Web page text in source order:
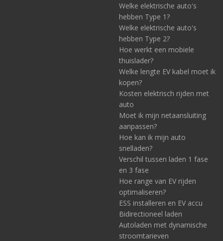
Welke elektrische auto's
hebben Type 1?
Welke elektrische auto's
hebben Type 2?
Hoe werkt een mobiele
thuislader?
Welke lengte EV kabel moet ik
kopen?
Kosten elektrisch rijden met
auto
Moet ik mijn netaansluiting
aanpassen?
Hoe kan ik mijn auto
snelladen?
Verschil tussen laden 1 fase
en 3 fase
Hoe range van EV rijden
optimaliseren?
ESS installeren en EV accu
Bidirectioneel laden
Autoladen met dynamische
stroomtarieven